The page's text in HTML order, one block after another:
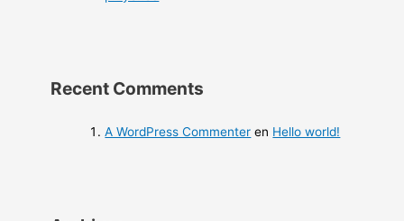
Recent Comments
A WordPress Commenter en Hello world!